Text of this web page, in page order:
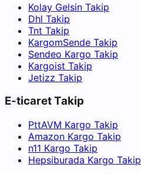
Kolay Gelsin Takip
Dhl Takip
Tnt Takip
KargomSende Takip
Sendeo Kargo Takip
Kargoist Takip
Jetizz Takip
E-ticaret Takip
PttAVM Kargo Takip
Amazon Kargo Takip
n11 Kargo Takip
Hepsiburada Kargo Takip